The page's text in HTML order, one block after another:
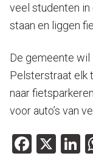
veel studenten in
staan en liggen
De gemeente wil
Pelsterstraat elk
naar
voor auto’s van
X